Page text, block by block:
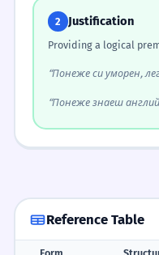
2 Justification
Providing a logical
“Понеже си уморен,
“Понеже знаеш
Reference Table